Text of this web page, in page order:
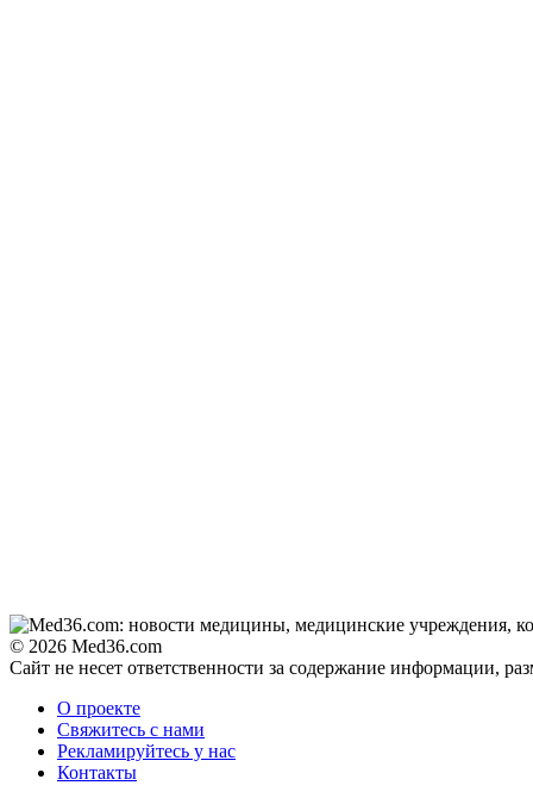
© 2026 Med36.com
Сайт не несет ответственности за содержание информации,
О проекте
Свяжитесь с нами
Рекламируйтесь у нас
Контакты